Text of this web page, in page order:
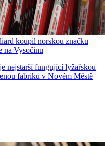
koupil norskou značku
na Vysočinu
nejstarší fungující lyžařskou
fabriku v Novém Městě